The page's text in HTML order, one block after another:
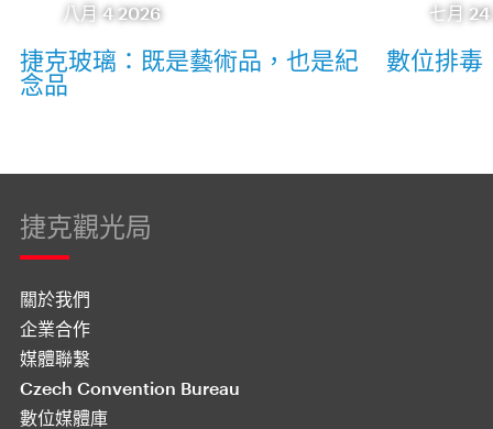
八月 4 2026
捷克玻璃：既是藝術品，也是紀
念品
七月
數位排毒
捷克觀光局
關於我們
企業合作
媒體聯繫
Czech Convention Bureau
數位媒體庫